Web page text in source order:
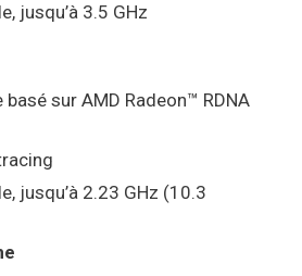
jusqu’à 3.5 GHz
sur AMD Radeon™ RDNA
jusqu’à 2.23 GHz (10.3